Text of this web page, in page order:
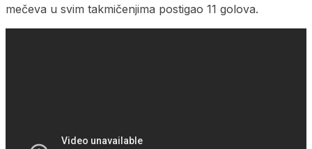
mečeva u svim takmičenjima postigao 11 golova.